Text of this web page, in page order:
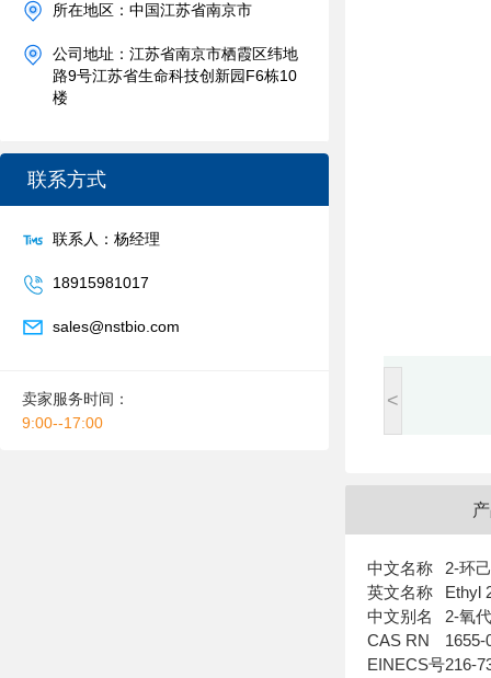
所在地区：中国江苏省南京市
公司地址：江苏省南京市栖霞区纬地
路9号江苏省生命科技创新园F6栋10
楼
联系方式
联系人：杨经理
18915981017
sales@nstbio.com
卖家服务时间：
9:00--17:00
<
中文名称
2-环
英文名称
Ethyl
中文别名
2-氧
CAS RN
1655-
EINECS号216-